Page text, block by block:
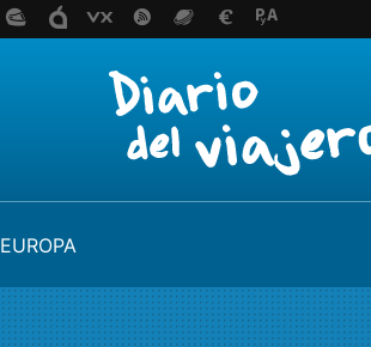
EUROPA